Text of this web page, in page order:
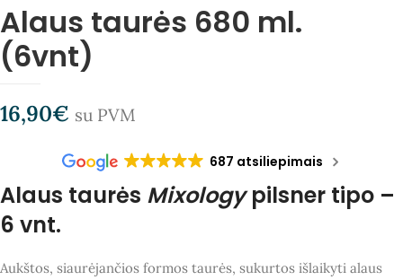
Alaus taurės 680 ml.
(6vnt)
16,90€ su PVM
687 atsiliepimais
Alaus taurės Mixologypilsner tipo –
6 vnt.
Aukštos, siaurėjančios formos taurės, sukurtos išlaikyti alaus